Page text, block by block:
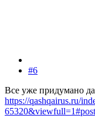
#6
Все уже придумано
https://qashqairus.ru/